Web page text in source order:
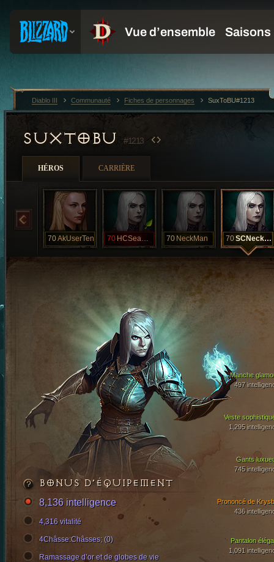
SUXTOBU#1213
HÉROS CARRIÈRE
70AkUserTen 70 HCSeaNeck 70 NeckMan 70 SCNeckHan
Veste
1,295
Gants
745
Manche
497
Pantalon
1,091
Prononcé de
436
BONUS D’ÉQUIPEMENT
8,136 intelligence
4,316 vitalité
4Châsse:Châsses; (0)
Ramassage d’or et de globes de vie
Diablo III Communauté Fiches de personnages SuxToBU#1213